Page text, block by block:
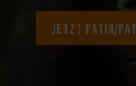
JETZT PATIN/